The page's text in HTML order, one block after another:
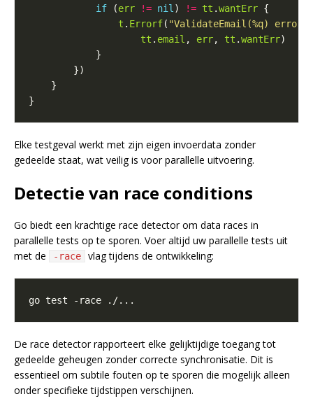
if (err != nil ) != tt .wantErr
t . Errorf( "ValidateEmail(%q) error
tt . email , err, tt .wantErr
Elke testgeval werkt met zijn eigen invoerdata zonder
gedeelde staat, wat veilig is voor parallelle uitvoering.
Detectie van race conditions
Go biedt een krachtige race detector om data races in
parallelle tests op te sporen. Voer altijd uw parallelle tests uit
met de
-race vlag tijdens de ontwikkeling:
De race detector rapporteert elke gelijktijdige toegang tot
gedeelde geheugen zonder correcte synchronisatie. Dit is
essentieel om subtile fouten op te sporen die mogelijk alleen
onder specifieke tijdstippen verschijnen.